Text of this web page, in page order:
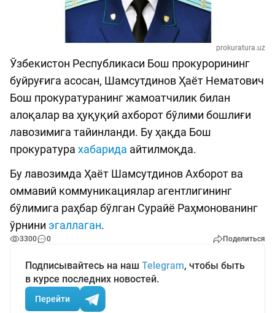
prokuratura.uz
Ўзбекистон Республикаси Бош прокурорининг
буйруғига асосан, Шамсутдинов Ҳаёт Нематович
Бош прокуратуранинг жамоатчилик билан
алоқалар ва ҳуқуқий ахборот бўлими бошлиғи
лавозимига тайинланди. Бу ҳақда Бош
прокуратура хабарида айтилмоқда.
Бу лавозимда Ҳаёт Шамсутдинов Ахборот ва
оммавий коммуникациялар агентлигининг
бўлимига раҳбар бўлган Сурайё Раҳмонованинг
ўрнини эгаллаган.
3300 0 Поделиться
Подписывайтесь на наш Telegram, чтобы быть
в курсе последних новостей.
Перейти